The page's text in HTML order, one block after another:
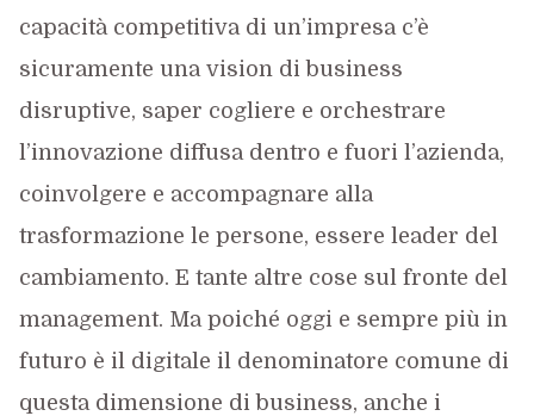
capacità competitiva di un’impresa c’è
sicuramente una vision di business
disruptive, saper cogliere e orchestrare
l’innovazione diffusa dentro e fuori l’azienda,
coinvolgere e accompagnare alla
trasformazione le persone, essere leader del
cambiamento. E tante altre cose sul fronte del
management. Ma poiché oggi e sempre più in
futuro è il digitale il denominatore comune di
questa dimensione di business, anche i